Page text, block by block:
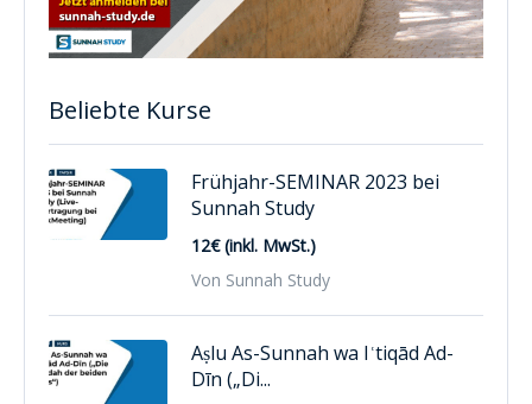
Beliebte Kurse
Frühjahr-SEMINAR 2023 bei
Sunnah Study
12€ (inkl. MwSt.)
Von Sunnah Study
Aṣlu As-Sunnah wa Iʿtiqād Ad-
Dīn („Di...